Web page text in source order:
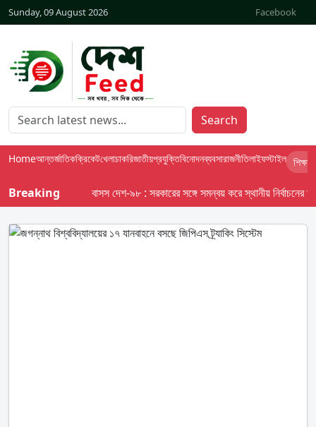
Sunday, 09 August 2026 Facebook
Search
Homeআন্তর্জাতিকক্রিকেটখেলাচাকরিজাতীয়প্রযুক্তিবিনোদনব্যবসারাজনীতিলাইফস্টাইল শিক্ষা
Breaking বাসস দেশ-৯৮ : সরকারের সঙ্গে সমন্বয় করে স্থানীয় নির্বাচনের